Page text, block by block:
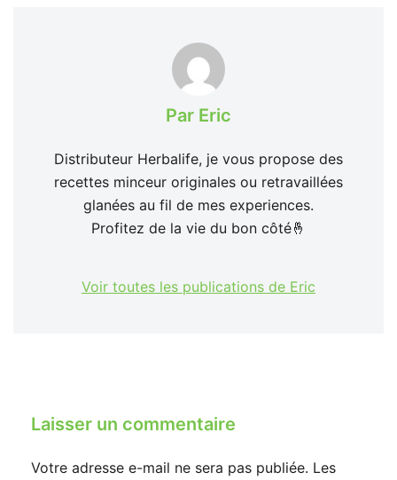
Par Eric
Distributeur Herbalife, je vous propose des
recettes minceur originales ou retravaillées
glanées au fil de mes experiences.
Profitez de la vie du bon côté🤞
Voir toutes les publications de Eric
Laisser un commentaire
Votre adresse e-mail ne sera pas publiée. Les